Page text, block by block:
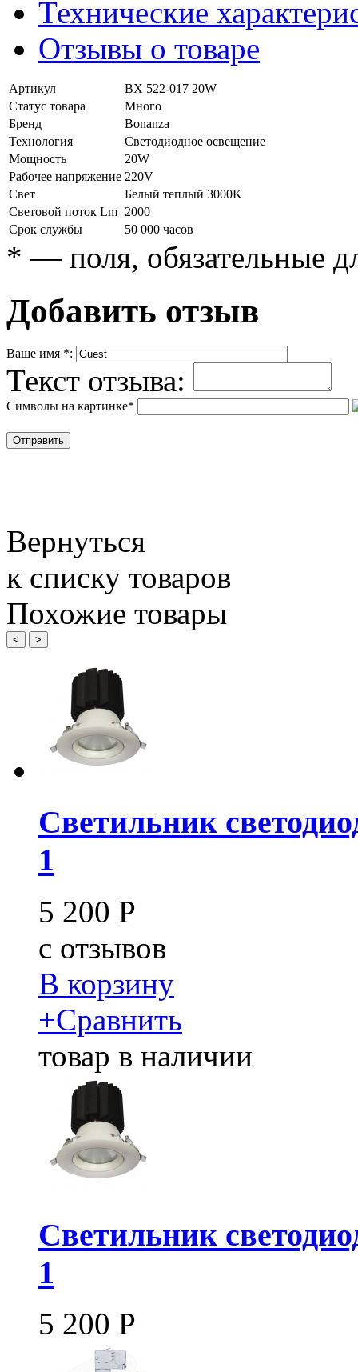
Технические
Отзывы о товаре
Артикул
BX 522-017 20W
Статус товара
Много
Бренд
Bonanza
Технология
Светодиодное освещение
Мощность
20W
Рабочее напряжение 220V
Свет
Белый теплый 3000K
Световой поток Lm 2000
Срок службы
50 000 часов
* — поля, обязательные
Добавить отзыв
Ваше имя *:
Текст отзыва:
Символы на картинке*
Вернуться
к списку товаров
Похожие товары
< >
Светильник
1
5 200 Р
c отзывов
В корзину
+Сравнить
товар в наличии
Светильник
1
5 200 Р